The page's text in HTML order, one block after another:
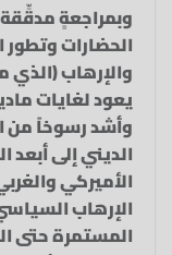
وبمراجعةٍ
الحضارات
والإرهاب
يعود لغايات
وأشد رسوخاً من
الديني إلى أبعد
الأميركي
الإرهاب
المستمرة حتى